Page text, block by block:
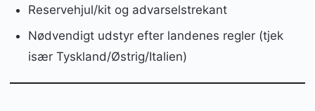
Reservehjul/kit og advarselstrekant
Nødvendigt udstyr efter landenes regler (tjek
især Tyskland/Østrig/Italien)